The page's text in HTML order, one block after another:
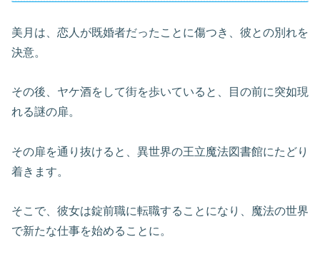
美月は、恋人が既婚者だったことに傷つき、彼との別れを
決意。
その後、ヤケ酒をして街を歩いていると、目の前に突如現
れる謎の扉。
その扉を通り抜けると、異世界の王立魔法図書館にたどり
着きます。
そこで、彼女は錠前職に転職することになり、魔法の世界
で新たな仕事を始めることに。